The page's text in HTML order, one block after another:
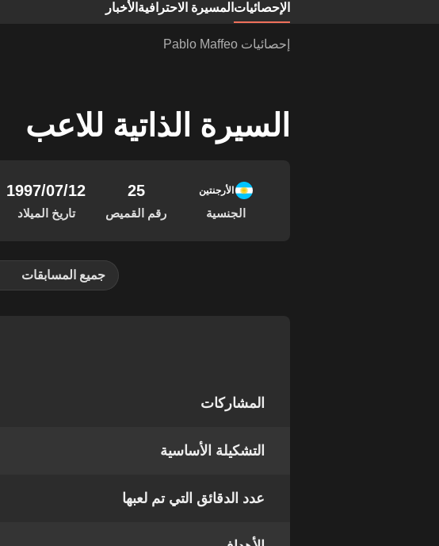
الإحصائيات المسيرة الاحترافية الأخبار
إحصائيات Pablo Maffeo
السيرة الذاتية للاعب
الأرجنتين
الجنسية
25
رقم القميص
12‏/07‏/1997
تاريخ الميلاد
جميع المسابقات
المشاركات
التشكيلة الأساسية
عدد الدقائق التي تم لعبها